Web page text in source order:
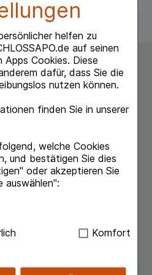
helfen zu
auf seinen
Apps Cookies. Diese
dafür, dass Sie die
nutzen können.
finden Sie in unserer
welche Cookies
und bestätigen Sie dies
oder akzeptieren Sie
auswählen":
Hierbei handelt es sich um
unserer
(z.B. Navigation,
weshalb auf diese nicht
Komfort
ist registriert beim
Institut für Medizinische
mit E-Rezept-Scanner